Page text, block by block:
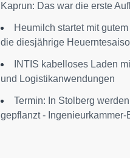
Kaprun: Das war die erste
Heumilch startet mit
die diesjährige
INTIS kabelloses Laden
und Logistikanwendungen
Termin: In Stolberg
gepflanzt - Ingenieurkammer-